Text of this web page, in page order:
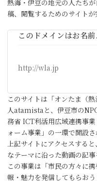
熱海・伊豆の地元の人たち
稿、閲覧するためのサイトが
このドメインはお名
http://wla.jp
このサイトは「オンたま（
人atamistaと、伊豆市の
務省 ICT利活用広域連携事
ォーム事業」の一環で開設さ
上記サイトにアクセスする
なテーマに沿った動画の記
この事業は「市民の方々に
報・魅力を発信してもらお